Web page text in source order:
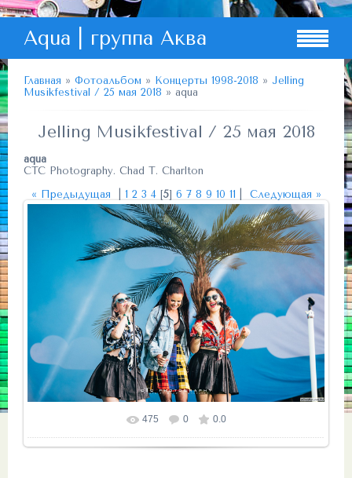
Aqua | группа Аква
Главная » Фотоальбом » Концерты 1998-2018 » Jelling
Musikfestival / 25 мая 2018 » aqua
Jelling Musikfestival / 25 мая 2018
aqua
CTC Photography. Chad T. Charlton
« Предыдущая
1 2 3 4[5] 6 7 8 9 10 11 Следующая »
Размер фотографии: 1680x1120
475 0 0.0